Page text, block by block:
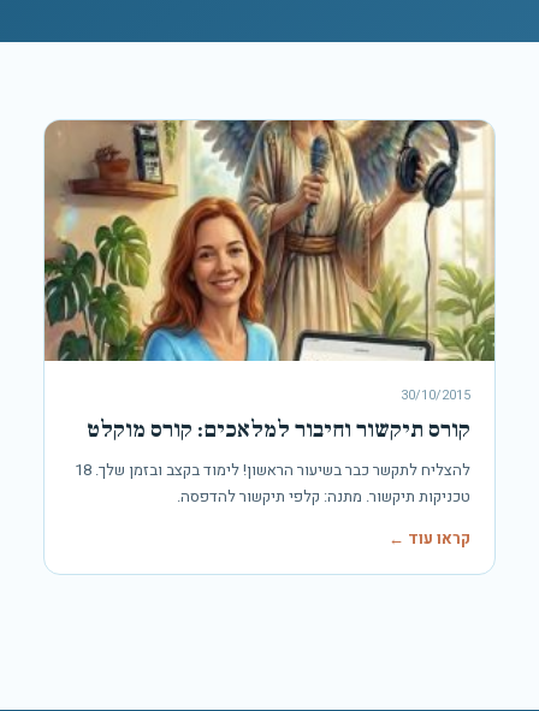
30/10/2015
קורס תיקשור וחיבור למלאכים: קורס מוקלט
להצליח לתקשר כבר בשיעור הראשון! לימוד בקצב ובזמן שלך. 18
טכניקות תיקשור. מתנה: קלפי תיקשור להדפסה.
קראו עוד ←